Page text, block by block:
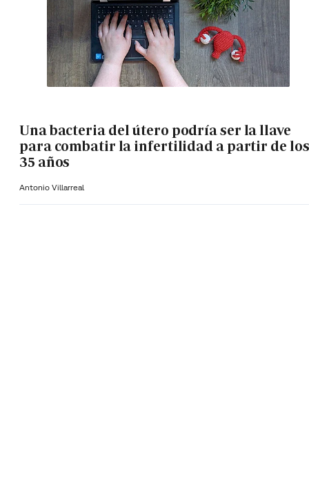
Una bacteria del útero podría ser la llave
para combatir la infertilidad a partir de los
35 años
Antonio Villarreal